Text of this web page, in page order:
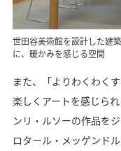
世田谷美術館を設計した建
に、暖かみを感じる空間
また、「よりわくわく
楽しくアートを感じら
ンリ・ルソーの作品を
ロタール・メッゲンド